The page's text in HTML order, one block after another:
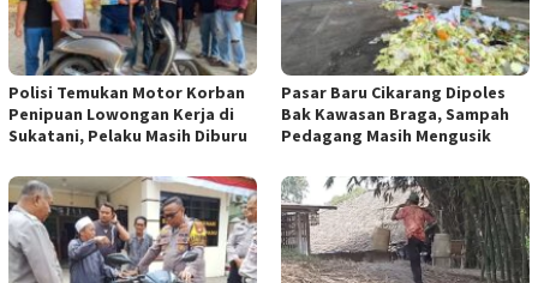
Polisi Temukan Motor Korban
Penipuan Lowongan Kerja di
Sukatani, Pelaku Masih Diburu
Pasar Baru Cikarang Dipoles
Bak Kawasan Braga, Sampah
Pedagang Masih Mengusik